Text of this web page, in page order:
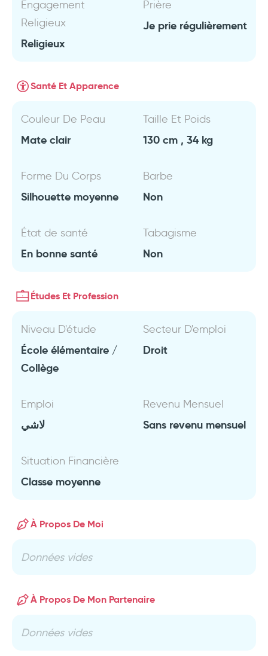
Engagement
Religieux
Religieux
Prière
Je prie régulièrement
Santé Et Apparence
Couleur De Peau
Mate clair
Taille Et Poids
130 cm , 34 kg
Forme Du Corps
Silhouette moyenne
Barbe
Non
État de santé
En bonne santé
Tabagisme
Non
Études Et Profession
Niveau D'étude
École élémentaire /
Collège
Secteur D'emploi
Droit
Emploi
لاشي
Revenu Mensuel
Sans revenu mensuel
Situation Financière
Classe moyenne
À Propos De Moi
Données vides
À Propos De Mon Partenaire
Données vides